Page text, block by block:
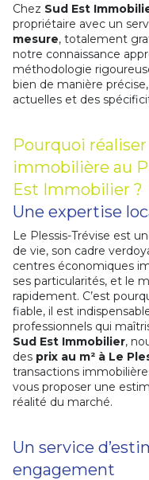
Chez Sud Est
propriétaire avec un
mesure, totalement
notre connaissance
méthodologie
bien de manière
actuelles et des
Pourquoi
immobilière au
Est Immobilier ?
Une expertise
Le Plessis-Trévise est
de vie, son cadre
centres économiques
ses particularités, et le
rapidement. C’est
fiable, il est
professionnels qui
Sud Est Immobilier,
des prix au m² à Le
transactions
vous proposer une
réalité du marché.
Un service
engagement